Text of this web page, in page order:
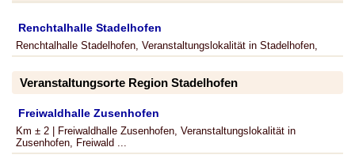
Renchtalhalle Stadelhofen
Renchtalhalle Stadelhofen, Veranstaltungslokalität in Stadelhofen,
Veranstaltungsorte Region Stadelhofen
Freiwaldhalle Zusenhofen
Km ± 2 | Freiwaldhalle Zusenhofen, Veranstaltungslokalität in
Zusenhofen, Freiwald ...